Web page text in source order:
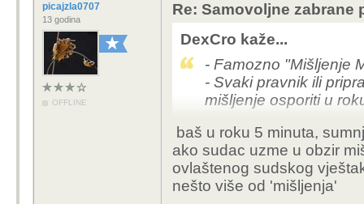
picajzla0707
13 godina
OFFLINE
Re: Samovoljne
DexCro kaže...
- Famozno "Mišljenje
- Svaki pravnik ili
mišljenje osporiti u
baš u roku 5 minuta,
ako sudac uzme u obzir
ovlaštenog sudskog
nešto više od 'mišljenja'